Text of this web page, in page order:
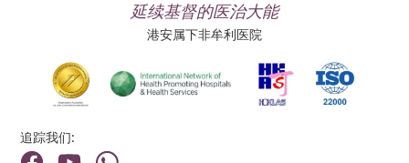
延续基督的医治大能
港安属下非牟利医院
追踪我们: